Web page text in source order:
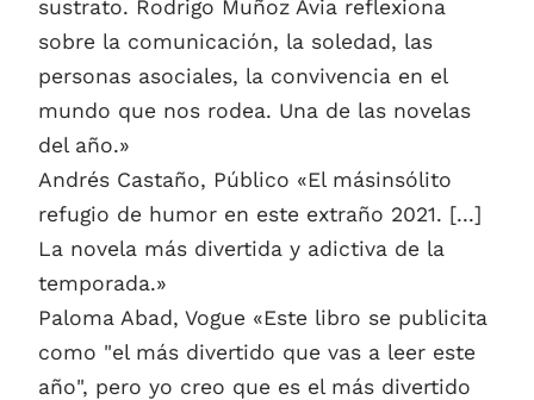
sustrato. Rodrigo Muñoz Avia reflexiona
sobre la comunicación, la soledad, las
personas asociales, la convivencia en el
mundo que nos rodea. Una de las novelas
del año.»
Andrés Castaño, Público «El másinsólito
refugio de humor en este extraño 2021. [...]
La novela más divertida y adictiva de la
temporada.»
Paloma Abad, Vogue «Este libro se publicita
como "el más divertido que vas a leer este
año", pero yo creo que es el más divertido